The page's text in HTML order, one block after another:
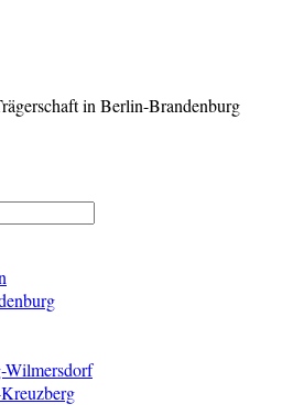
in Berlin-Brandenburg
Wilmersdorf